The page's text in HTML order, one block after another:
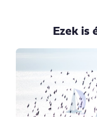
Ezek is